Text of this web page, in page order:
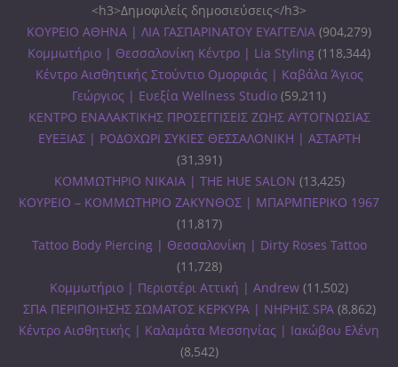
<h3>Δημοφιλείς δημοσιεύσεις</h3>
ΚΟΥΡΕΙΟ ΑΘΗΝΑ | ΛΙΑ ΓΑΣΠΑΡΙΝΑΤΟΥ ΕΥΑΓΓΕΛΙΑ (904,279)
Κομμωτήριο | Θεσσαλονίκη Κέντρο | Lia Styling (118,344)
Κέντρο Αισθητικής Στούντιο Ομορφιάς | Καβάλα Άγιος
Γεώργιος | Ευεξία Wellness Studio (59,211)
ΚΕΝΤΡΟ ΕΝΑΛΑΚΤΙΚΗΣ ΠΡΟΣΕΓΓΙΣΕΙΣ ΖΩΗΣ ΑΥΤΟΓΝΩΣΙΑΣ
ΕΥΕΞΙΑΣ | ΡΟΔΟΧΩΡΙ ΣΥΚΙΕΣ ΘΕΣΣΑΛΟΝΙΚΗ | ΑΣΤΑΡΤΗ
(31,391)
ΚΟΜΜΩΤΗΡΙΟ ΝΙΚΑΙΑ | THE HUE SALON (13,425)
ΚΟΥΡΕΙΟ – ΚΟΜΜΩΤΗΡΙΟ ΖΑΚΥΝΘΟΣ | ΜΠΑΡΜΠΕΡΙΚΟ 1967
(11,817)
Tattoo Body Piercing | Θεσσαλονίκη | Dirty Roses Tattoo
(11,728)
Κομμωτήριο | Περιστέρι Αττική | Andrew (11,502)
ΣΠΑ ΠΕΡΙΠΟΙΗΣΗΣ ΣΩΜΑΤΟΣ ΚΕΡΚΥΡΑ | ΝΗΡΗΙΣ SPA (8,862)
Κέντρο Αισθητικής | Καλαμάτα Μεσσηνίας | Ιακώβου Ελένη
(8,542)